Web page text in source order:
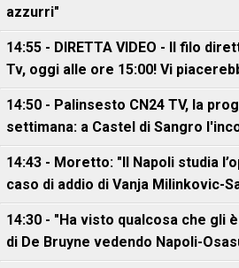
azzurri"
14:55 - DIRETTA VIDEO - Il filo
Tv, oggi alle ore 15:00! Vi
14:50 - Palinsesto CN24 TV, la
settimana: a Castel di Sangro
14:43 - Moretto: "Il Napoli studia
caso di addio di Vanja Milinkovic-
14:30 - "Ha visto qualcosa che gli
di De Bruyne vedendo Napoli-